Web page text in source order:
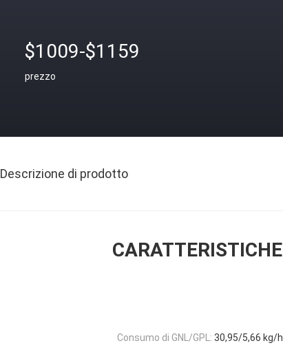
$1009-$1159
prezzo
Descrizione di prodotto
CARATTERISTICHE
Consumo di GNL/GPL: 30,95/5,66 kg/h